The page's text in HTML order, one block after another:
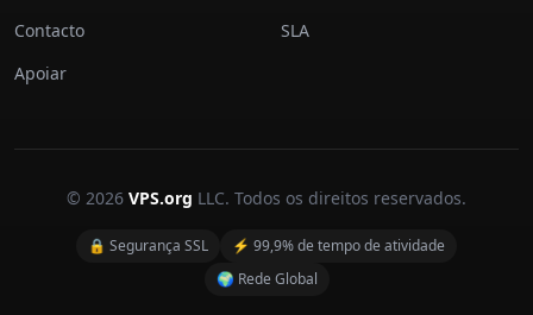
Contacto
Apoiar
SLA
© 2026 VPS.org LLC. Todos os direitos reservados.
🔒 Segurança SSL
⚡ 99,9% de tempo de atividade
🌍 Rede Global